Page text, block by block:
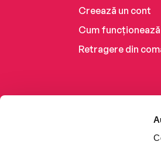
Creează un cont
Cum funcționează
Retragere din